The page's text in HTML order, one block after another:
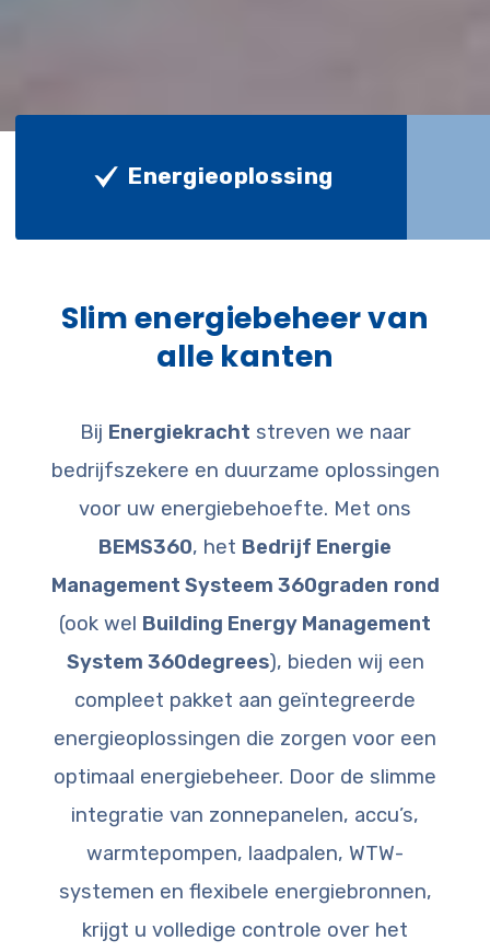
Energieoplossing
Slim energiebeheer van
alle kanten
Bij Energiekracht streven we naar
bedrijfszekere en duurzame oplossingen
voor uw energiebehoefte. Met ons
BEMS360, het Bedrijf Energie
Management Systeem 360graden rond
(ook wel Building Energy Management
System 360degrees), bieden wij een
compleet pakket aan geïntegreerde
energieoplossingen die zorgen voor een
optimaal energiebeheer. Door de slimme
integratie van zonnepanelen, accu’s,
warmtepompen, laadpalen, WTW-
systemen en flexibele energiebronnen,
krijgt u volledige controle over het